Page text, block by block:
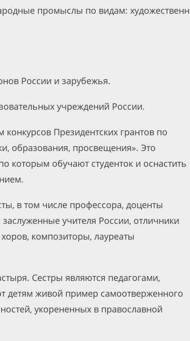
промыслы по видам:
России и зарубежья.
учреждений России.
конкурсов Президентских грантов по
образования, просвещения». Это
которым обучают студенток и оснастить
в том числе профессора, доценты
учителя России, отличники
композиторы, лауреаты
Сестры являются педагогами,
детям живой пример самоотверженного
укорененных в православной